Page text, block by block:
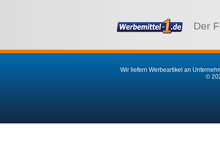
Der
Wir liefern Werbeartikel an
©